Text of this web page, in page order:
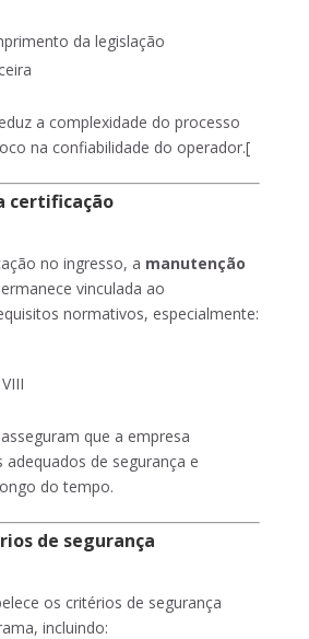
da legislação
a complexidade do processo
na confiabilidade do operador.[
certificação
no ingresso, a manutenção
vinculada ao
normativos, especialmente:
que a empresa
de segurança e
do tempo.
de segurança
os critérios de segurança
incluindo: